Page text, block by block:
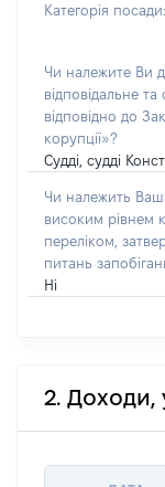
Категорія посади:
Чи належите Ви
відповідальне
відповідно до
корупції»?
Судді, судді
Чи належить
високим рівнем
переліком,
питань
Ні
2. Доходи,